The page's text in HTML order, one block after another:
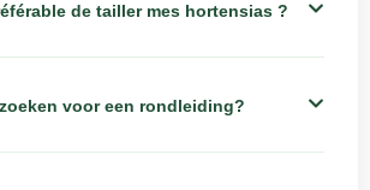
de tailler mes hortensias ?
voor een rondleiding?